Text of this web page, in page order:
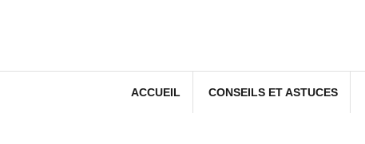
ACCUEIL CONSEILS ET ASTUCES